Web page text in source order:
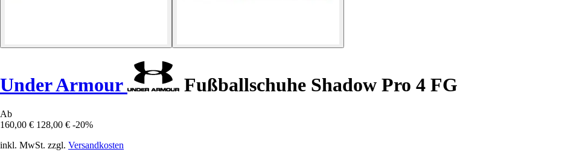
Under Armour Fußballschuhe Shadow Pro 4 FG
Ab
160,00 € 128,00 € -20%
inkl. MwSt. zzgl. Versandkosten